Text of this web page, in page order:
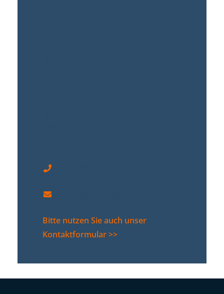
Bitte nutzen Sie auch unser
Kontaktformular >>